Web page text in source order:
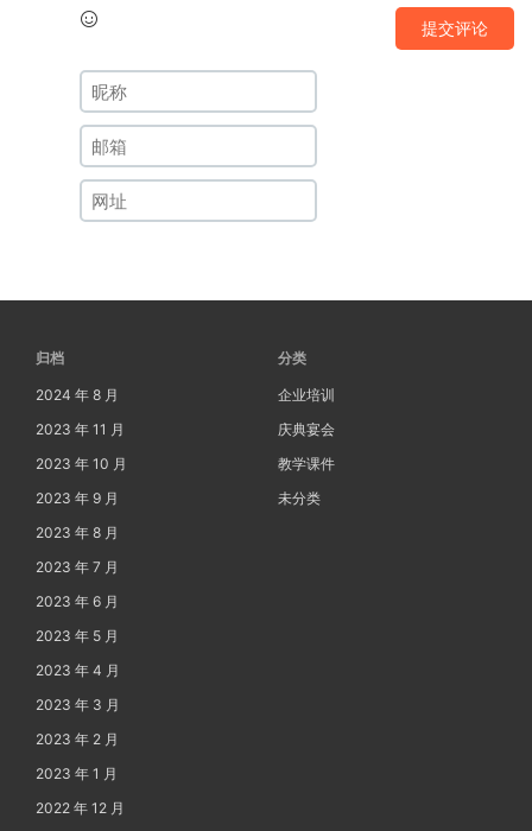
提交评论
归档
2024 年 8 月
2023 年 11 月
2023 年 10 月
2023 年 9 月
2023 年 8 月
2023 年 7 月
2023 年 6 月
2023 年 5 月
2023 年 4 月
2023 年 3 月
2023 年 2 月
2023 年 1 月
2022 年 12 月
分类
企业培训
庆典宴会
教学课件
未分类